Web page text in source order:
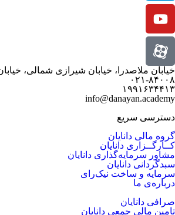
خیابان ملاصدرا، خیابان شیرازی شمالی، خیابان
۰۲۱-۸۴۰۰۸
۱۹۹۱۶۳۴۴۱۳
info@danayan.academy
دسترسی سریع
گروه مالی دانایان
کــارگــزاری دانایان
مشاور سرمایه‌گذاری دانایان
سبدگردانی دانایان
سرمایه و ساخت نیک‌رای
درباره‌ی ما
صرافی دانایان
تامین مالی جمعی دانایان